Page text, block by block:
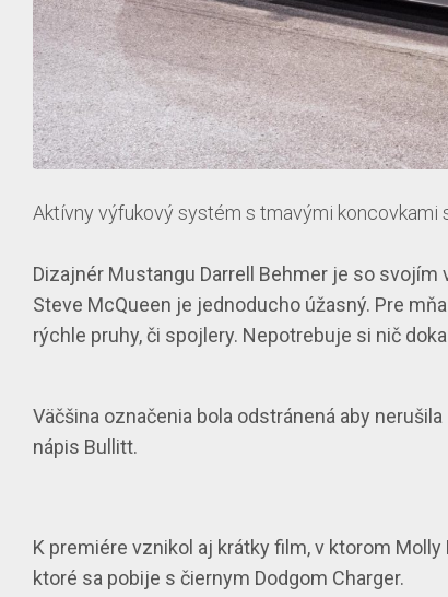
Aktívny výfukový systém s tmavými koncovkami
Dizajnér Mustangu Darrell Behmer je so
Steve McQueen je jednoducho úžasný. Pre
rýchle pruhy, či spojlery. Nepotrebuje si nič
Väčšina označenia bola odstránená aby
nápis Bullitt.
K premiére vznikol aj krátky film, v ktorom
ktoré sa pobije s čiernym Dodgom Charger.